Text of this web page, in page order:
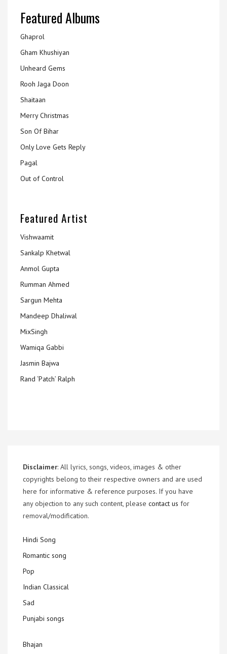
Featured Albums
Ghaprol
Gham Khushiyan
Unheard Gems
Rooh Jaga Doon
Shaitaan
Merry Christmas
Son Of Bihar
Only Love Gets Reply
Pagal
Out of Control
Featured Artist
Vishwaamit
Sankalp Khetwal
Anmol Gupta
Rumman Ahmed
Sargun Mehta
Mandeep Dhaliwal
MixSingh
Wamiqa Gabbi
Jasmin Bajwa
Rand ‘Patch’ Ralph
Disclaimer: All lyrics, songs, videos, images & other
copyrights belong to their respective owners and are used
here for informative & reference purposes. If you have
any objection to any such content, please contact us for
removal/modification.
Hindi Song
Romantic song
Pop
Indian Classical
Sad
Punjabi songs
Bhajan